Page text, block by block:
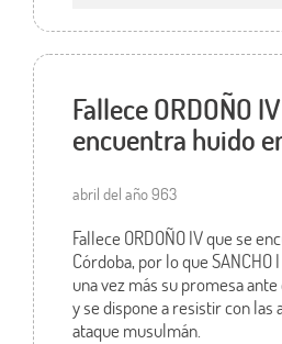
Fallece ORDOÑO
encuentra huido
abril del año 963
Fallece ORDOÑO IV que se
Córdoba, por lo que
una vez más su promesa
y se dispone a resistir con las
ataque musulmán.